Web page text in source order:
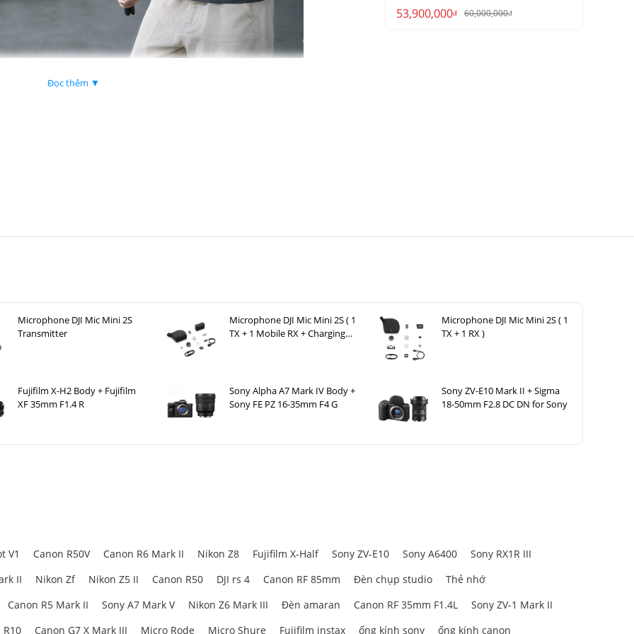
pin và tấm gắn nhanh QR)
khi sử dụng tay cầm BG70
cảnh quay động
chống rung thế hệ mới đáng đầu tư trong 2026
Đọc thêm ▼
53,900,000đ 60,000,000đ
Microphone DJI Mic Mini 2S
Transmitter
Microphone DJI Mic Mini 2S ( 1
TX + 1 Mobile RX + Charging
Microphone DJI Mic Mini 2S ( 1
TX + 1 RX )
Fujifilm X-H2 Body + Fujifilm
XF 35mm F1.4 R
Sony Alpha A7 Mark IV Body +
Sony FE PZ 16-35mm F4 G
Sony ZV-E10 Mark II + Sigma
18-50mm F2.8 DC DN for Sony
V1 Canon R50V Canon R6 Mark II Nikon Z8 Fujifilm X-Half Sony ZV-E10 Sony A6400
Sony RX1R III
II Nikon Zf Nikon Z5 II Canon R50 DJI rs 4 Canon RF 85mm Đèn chụp studio
Thẻ nhớ
Canon R5 Mark II Sony A7 Mark V Nikon Z6 Mark III Đèn amaran Canon RF 35mm F1.4L
Sony ZV-1 Mark II
R10 Canon G7 X Mark III Micro Rode Micro Shure Fujifilm instax ống kính sony
ống kính canon